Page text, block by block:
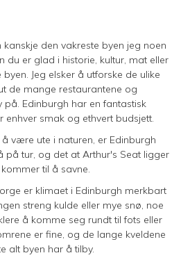
den vakreste byen jeg noen
du er glad i historie, kultur, mat eller
byen. Jeg elsker å utforske de ulike
de mange restaurantene og
på. Edinburgh har en fantastisk
enhver smak og ethvert budsjett.
være ute i naturen, er Edinburgh
på tur, og det at Arthur's Seat ligger
til å savne.
er klimaet i Edinburgh merkbart
streng kulde eller mye snø, noe
å komme seg rundt til fots eller
er fine, og de lange kveldene
alt byen har å tilby.